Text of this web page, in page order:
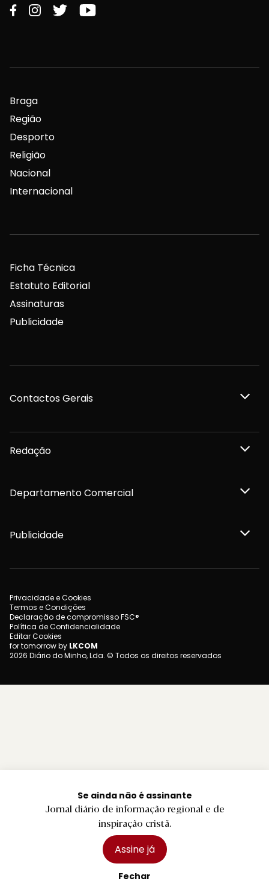
Se ainda não é assinante
Jornal diário de informação regional e de
inspiração cristã.
Assine já
Fechar
Braga
Região
Desporto
Religião
Nacional
Internacional
Ficha Técnica
Estatuto Editorial
Assinaturas
Publicidade
Contactos Gerais
Redação
Departamento Comercial
Publicidade
Privacidade e Cookies
Termos e Condições
Declaração de compromisso FSC®
Política de Confidencialidade
Editar Cookies
for tomorrow by LKCOM
2026 Diário do Minho, Lda. © Todos os direitos reservados